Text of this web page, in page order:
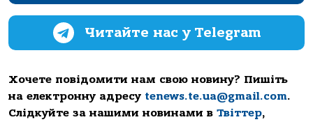
Читайте нас у Telegram
Хочете повідомити нам свою новину? Пишіть
на електронну адресу tenews.te.ua@gmail.com.
Слідкуйте за нашими новинами в Твіттер,